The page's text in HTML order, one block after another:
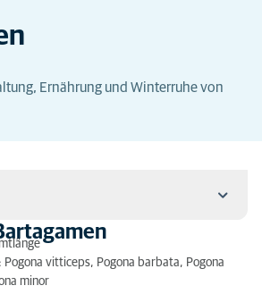
Ernährung und Winterruhe von
vitticeps, Pogona barbata, Pogona
minor